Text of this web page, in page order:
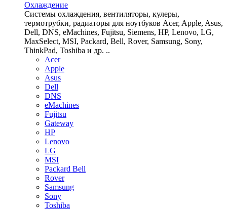
Охлаждение
Системы охлаждения, вентиляторы, кулеры,
термотрубки, радиаторы для ноутбуков Acer, Apple, Asus,
Dell, DNS, eMachines, Fujitsu, Siemens, HP, Lenovo, LG,
MaxSelect, MSI, Packard, Bell, Rover, Samsung, Sony,
ThinkPad, Toshiba и др. ..
Acer
Apple
Asus
Dell
DNS
eMachines
Fujitsu
Gateway
HP
Lenovo
LG
MSI
Packard Bell
Rover
Samsung
Sony
Toshiba